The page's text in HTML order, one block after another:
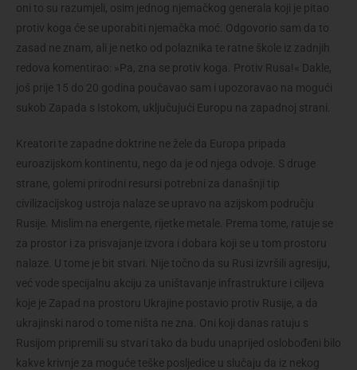
oni to su razumjeli, osim jednog njemačkog generala koji je pitao
protiv koga će se uporabiti njemačka moć. Odgovorio sam da to
zasad ne znam, ali je netko od polaznika te ratne škole iz zadnjih
redova komentirao: »Pa, zna se protiv koga. Protiv Rusa!« Dakle,
još prije 15 do 20 godina poučavao sam i upozoravao na mogući
sukob Zapada s Istokom, uključujući Europu na zapadnoj strani.
Kreatori te zapadne doktrine ne žele da Europa pripada
euroazijskom kontinentu, nego da je od njega odvoje. S druge
strane, golemi prirodni resursi potrebni za današnji tip
civilizacijskog ustroja nalaze se upravo na azijskom području
Rusije. Mislim na energente, rijetke metale. Prema tome, ratuje se
za prostor i za prisvajanje izvora i dobara koji se u tom prostoru
nalaze. U tome je bit stvari. Nije točno da su Rusi izvršili agresiju,
već vode specijalnu akciju za uništavanje infrastrukture i ciljeva
koje je Zapad na prostoru Ukrajine postavio protiv Rusije, a da
ukrajinski narod o tome ništa ne zna. Oni koji danas ratuju s
Rusijom pripremili su stvari tako da budu unaprijed oslobođeni bilo
kakve krivnje za moguće teške posljedice u slučaju da iz nekog